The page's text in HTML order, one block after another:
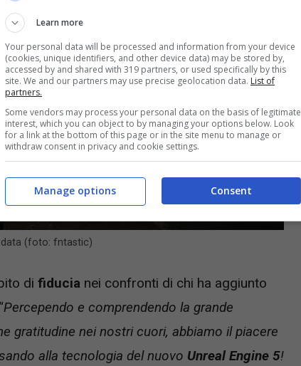
data (foto: fntastic)
di fiducia nei confronti di chi ha aggiunto
Percependo e comprendendo la grande
gratitudine nei nostri cuori, abbiamo il piacere
alla tecnologia del nuovo Unreal Engine 5!
Learn more
Your personal data will be processed and information from your device
(cookies, unique identifiers, and other device data) may be stored by,
accessed by and shared with 319 partners, or used specifically by this
site. We and our partners may use precise geolocation data. List of
partners.
Some vendors may process your personal data on the basis of legitimate
interest, which you can object to by managing your options below. Look
for a link at the bottom of this page or in the site menu to manage or
withdraw consent in privacy and cookie settings.
Consent
Manage options